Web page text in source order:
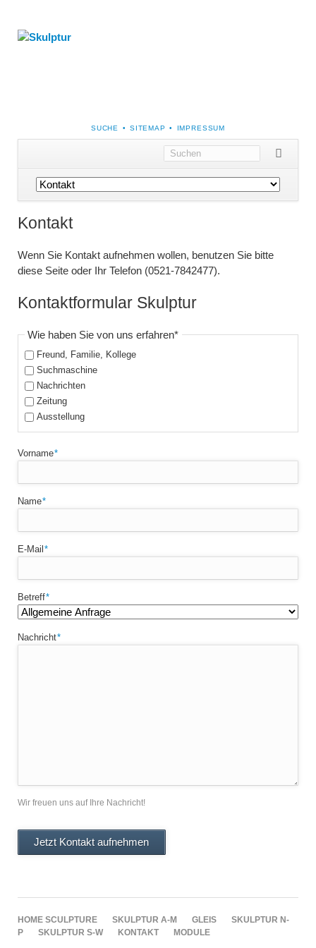
NAVIGATION
ÜBERSPRINGEN
SUCHE SITEMAP IMPRESSUM
Navigation
überspringen
Kontakt
Wenn Sie Kontakt aufnehmen wollen, benutzen Sie bitte
diese Seite oder Ihr Telefon (0521-7842477).
Kontaktformular Skulptur
Pflichtfeld
Wie haben Sie von uns erfahren*
Freund, Familie, Kollege
Suchmaschine
Nachrichten
Zeitung
Ausstellung
Pflichtfeld
Vorname*
Pflichtfeld
Name*
Pflichtfeld
E-Mail *
Pflichtfeld
Betreff*
Pflichtfeld
Nachricht*
Wir freuen uns auf Ihre Nachricht!
Jetzt Kontakt aufnehmen
NAVIGATION
ÜBERSPRINGEN
HOME SCULPTURE SKULPTUR A-M GLEIS
SKULPTUR N-
P
SKULPTUR S-W KONTAKT MODULE